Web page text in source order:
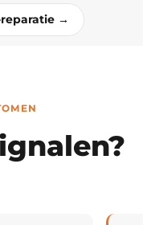
reparatie →